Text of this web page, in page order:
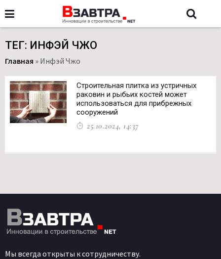
ТЕГ: ИНФЭЙ ЧЖО
Главная » Инфэй Чжо
Строительная плитка из устричных
раковин и рыбьих костей может
использоваться для прибрежных
сооружений
25.10.2024, 14:37
Мы всегда открыты к сотрудничеству.